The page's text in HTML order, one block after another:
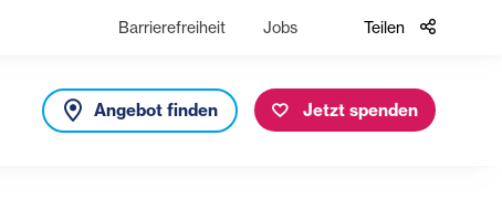
Barrierefreiheit Jobs Teilen
Angebot finden Jetzt spenden